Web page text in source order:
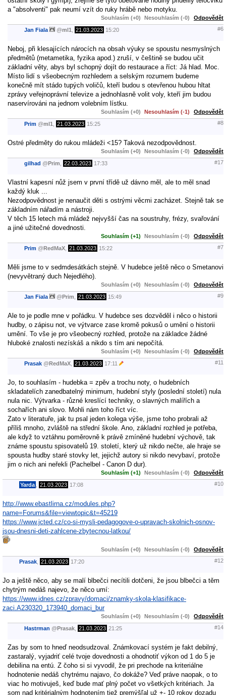
a "absolventi" pak neumí vzít do ruky hrábě nebo motyku.
Souhlasím (+0) Nesouhlasím (-0) Odpovědět
Jan Fiala @ml1 21.03.2023 15:20 #6
Neboj, při klesajících nárocích na obsah výuky se spoustu nesmyslných
předmětů (metametika, fyzika apod.) zruší, v češtině se budou učit
základní věty, abys byl schopný dojít do restaurace a říct: Já hlad. Moc.
Místo lidí s všeobecným rozhledem a selským rozumem budeme
konečně mít stádo tupých voličů, kteří budou s otevřenou hubou hltat
zprávy veřejnoprávní televize a jednohlasně volit voly, kteří jim budou
naservírováni na jednom volebním lístku.
Souhlasím (+0) Nesouhlasím (-1) Odpovědět
Prim @ml1 21.03.2023 15:25 #8
Ostré předměty do rukou mládeži <15? Taková nezodpovědnost.
Souhlasím (+0) Nesouhlasím (-0) Odpovědět
gilhad @Prim 22.03.2023 17:33 #17
Vlastní kapesní nůž jsem v první třídě už dávno měl, ale to měl snad
každý kluk ...
Nezodpovědnost je nenaučit děti s ostrými věcmi zacházet. Stejně tak se
základním nářadím a nástroji.
V těch 15 letech má mládež nejvyšší čas na soustruhy, frézy, svařování
a jiné užitečné dovednosti.
Souhlasím (+1) Nesouhlasím (-0) Odpovědět
Prim @RedMaX 21.03.2023 15:22 #7
Měli jsme to v sedmdesátkách stejně. V hudebce ještě něco o Smetanovi
(nevyvětraný duch Nejedlého).
Souhlasím (+0) Nesouhlasím (-0) Odpovědět
Jan Fiala @Prim 21.03.2023 15:49 #9
Ale to je podle mne v pořádku. V hudebce ses dozvěděl i něco o historii
hudby, o zápisu not, ve výtvarce zase kromě pokusů o umění o historii
umění. To vše je pro všeobecný rozhled, protože na základce žádné
hluboké znalosti nezískáš a nikdo s tím ani nepočítá.
Souhlasím (+0) Nesouhlasím (-0) Odpovědět
Prasak @RedMaX 21.03.2023 17:11 #11
Jo, to souhlasím - hudebka = zpěv a trochu noty, o hudebních
skladatelích zanedbatelný minimum, hudební styly (poslední století) nula
nula nic. Výtvarka - různé kreslící techniky, o slavných malířích a
sochařích ani slovo. Mohli nám toho říct víc.
Zato v literatuře, jak tu psal jeden kolega výše, jsme toho probrali až
příliš mnoho, zvláště na střední škole. Ano, základní rozhled je potřeba,
ale když to vztáhnu poměrovně k právě zmíněné hudební výchově, tak
známe spoustu spisovatelů 19. století, který už nikdo nečte, ale hraje se
spousta hudby staré stovky let, jejichž autory si nikdo nevybaví, protože
jim o nich ani neřekli (Pachelbel - Canon D dur).
Souhlasím (+1) Nesouhlasím (-0) Odpovědět
Yarda 21.03.2023 17:08 #10
http://www.ebastlirna.cz/modules.php?
name=Forums&file=viewtopic&t=45219
https://www.jcted.cz/co-si-mysli-pedagogove-o-upravach-skolnich-osnov-
jsou-dnesni-deti-zahlcene-zbytecnou-latkou/
Souhlasím (+0) Nesouhlasím (-0) Odpovědět
Prasak 21.03.2023 17:20 #12
Jo a ještě něco, aby se malí blbečci necítili dotčeni, že jsou blbečci a těm
chytrým nedáš najevo, že něco umí:
https://www.idnes.cz/zpravy/domaci/znamky-skola-klasifikace-
zaci.A230320_173940_domaci_bur
Souhlasím (+0) Nesouhlasím (-0) Odpovědět
Hastrman @Prasak 21.03.2023 21:25 #14
Zas by som to hneď neodsudzoval. Známkovací systém je fakt debilný,
zastaralý, vyjadriť celé tvoje dovednosti a ohodnotiť výkon od 1 do 5 je
debilina na entú. Z čoho si si vyvodil, že pri prechode na kriteriálne
hodnotenie nedáš chytrému najavo, čo dokáže? Veď práve naopak, o to
viac ho motivuješ, keď bude mať plný počet vo všetkých kritériach. Ja
som nad kritérialným hodnotením tiež premýšľal už +- 10 rokov dozadu